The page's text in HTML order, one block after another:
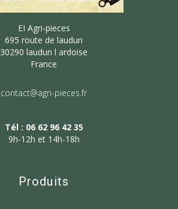
EI Agri-pieces
695 route de laudun
30290 laudun l ardoise
France
contact@agri-pieces.fr
Tél : 06 62 96 42 35
9h-12h et 14h-18h
Produits